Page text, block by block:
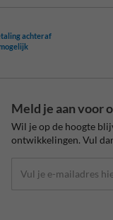
achteraf
Meld je aan voor
Wil je op de hoogte
ontwikkelingen. Vul